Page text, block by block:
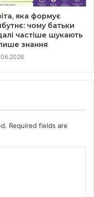
яка формує
чому батьки
частіше шукають
знання
Required fields are